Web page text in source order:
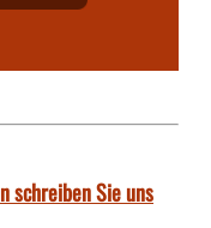
schreiben Sie uns